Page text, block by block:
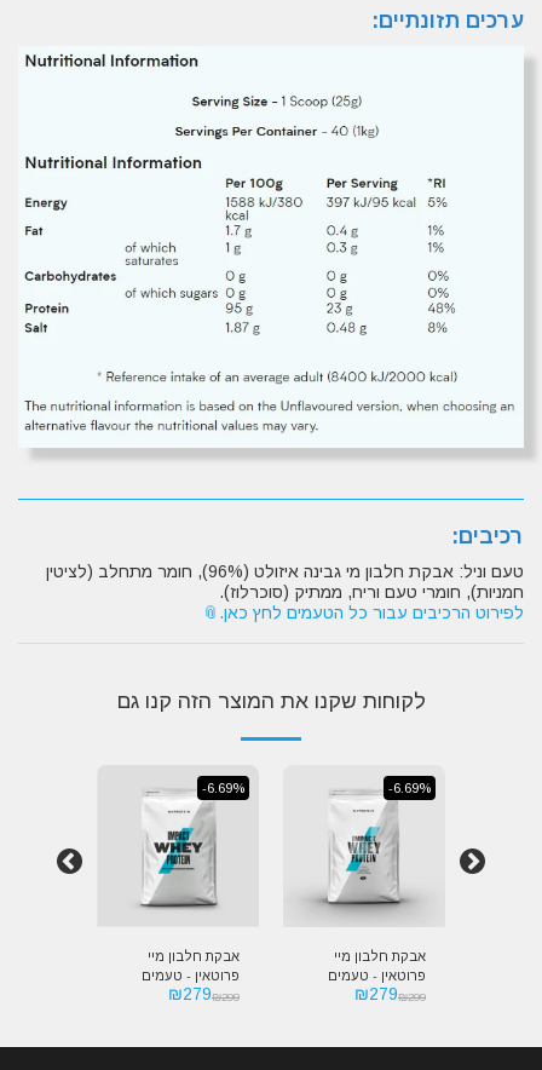
ערכים תזונתיים:
רכיבים:
טעם וניל: אבקת חלבון מי גבינה איזולט (96%), חומר מתחלב (לציטין
חמניות), חומרי טעם וריח, ממתיק (סוכרלוז).
לפירוט הרכיבים עבור כל הטעמים לחץ כאן.
לקוחות שקנו את המוצר הזה קנו גם
-6.69%
אבקת חלבון מיי
פרוטאין - טעמים
קלאסיים |
₪299
₪279
-6.69%
אבקת חלבון מיי
פרוטאין - טעמים
כשרים | Myprotein
₪299
₪279